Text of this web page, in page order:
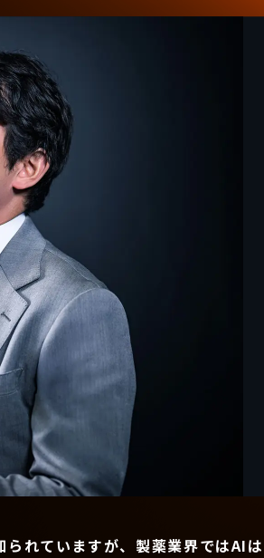
れていますが、製薬業界ではAIは